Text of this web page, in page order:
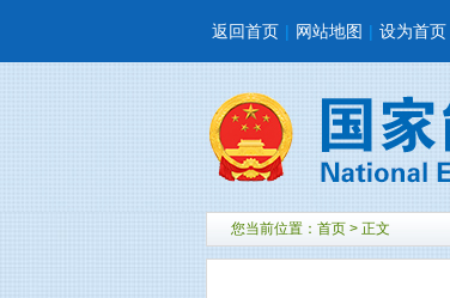
返回首页 | 网站地图 | 设为首页
您当前位置： 首页 > 正文